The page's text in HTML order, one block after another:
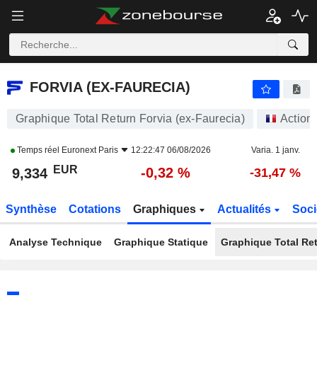
FORVIA (EX-FAURECIA)
FORVIA (EX-FAURECIA)
Graphique Total Return Forvia (ex-Faurecia)
Temps réel Euronext Paris 12:22:47 06/08/2026 Varia. 1 janv.
9,334 EUR -0,32 % -31,47 %
Synthèse Cotations Graphiques Actualités
Analyse Technique Graphique Statique Graphique Total